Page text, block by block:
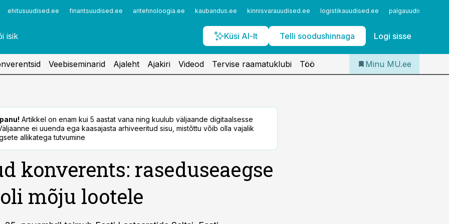
ehitusuudised.ee finantsuudised.ee aritehnoloogia.ee kaubandus.ee kinnisvarauudised.ee logistikauudised.ee palgauudised.ee
Küsi AI-lt Telli soodushinnaga Logi sisse
Iseteenindus
Telli Meditsiiniuudised
Veebiseminarid Ajaleht Ajakiri Videod Tervise raamatuklubi Töö Minu MU.ee
Artikkel on enam kui 5 aastat vana ning kuulub väljaande digitaalsesse
ei uuenda ega kaasajasta arhiveeritud sisu, mistõttu võib olla vajalik
allikatega tutvumine
konverents: raseduseaegse
mõju lootele